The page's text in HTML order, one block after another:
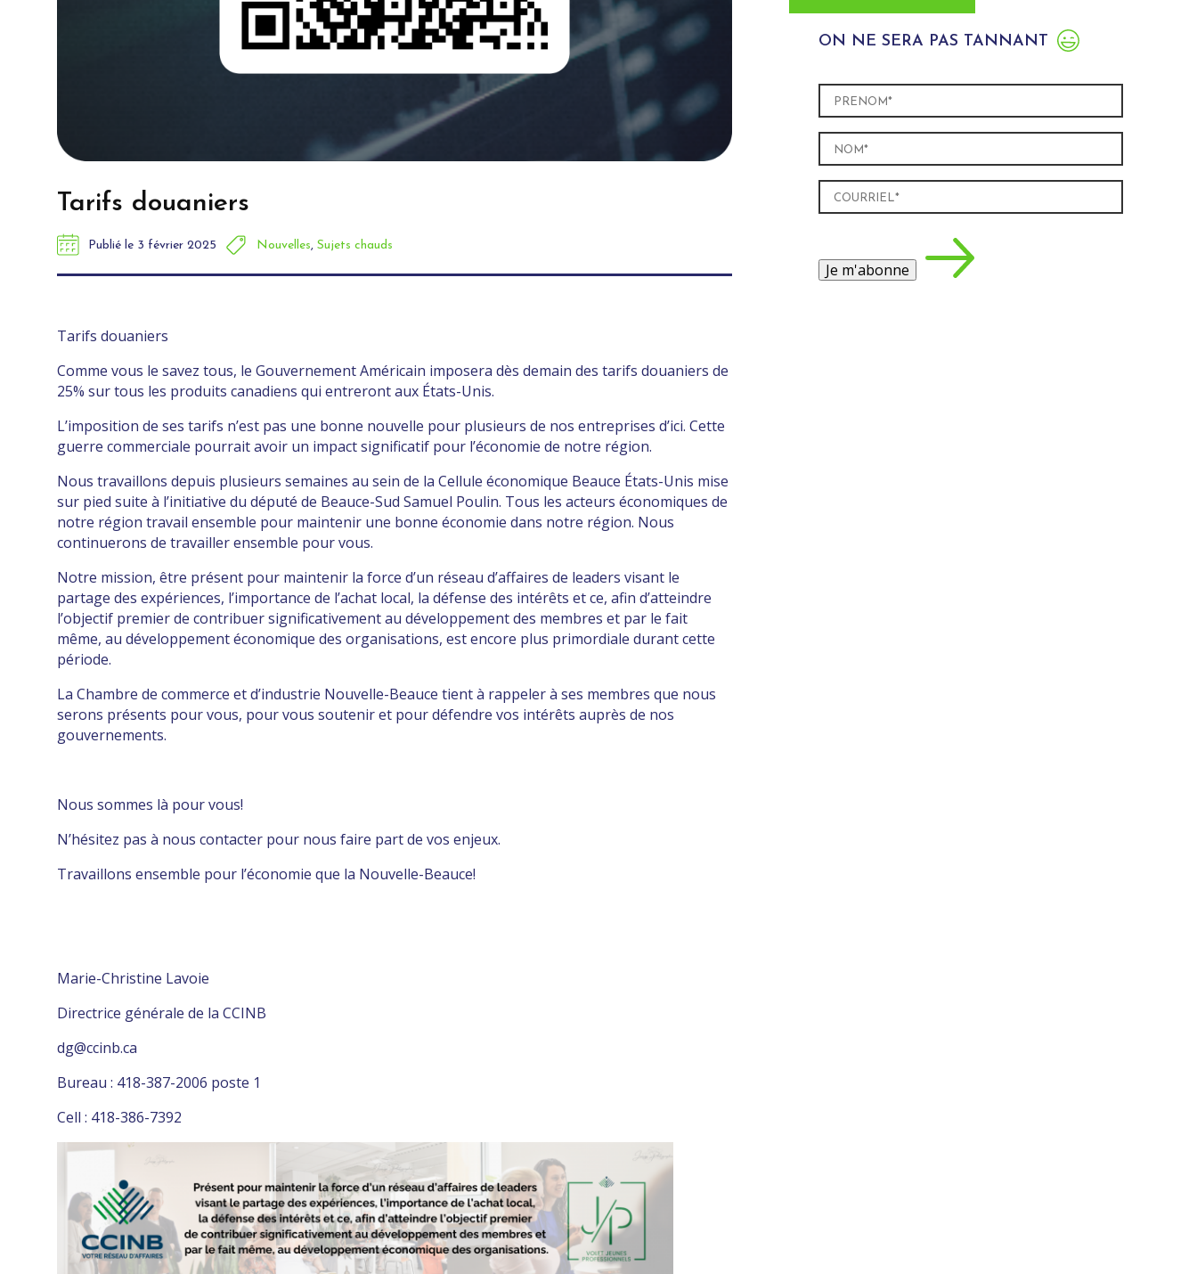
Tarifs douaniers
Publié le 3 février 2025 Nouvelles, Sujets chauds
Tarifs douaniers
Comme vous le savez tous, le Gouvernement Américain imposera dès demain des tarifs douaniers de
25% sur tous les produits canadiens qui entreront aux États-Unis.
L’imposition de ses tarifs n’est pas une bonne nouvelle pour plusieurs de nos entreprises d’ici. Cette
guerre commerciale pourrait avoir un impact significatif pour l’économie de notre région.
Nous travaillons depuis plusieurs semaines au sein de la Cellule économique Beauce États-Unis mise
sur pied suite à l’initiative du député de Beauce-Sud Samuel Poulin. Tous les acteurs économiques de
notre région travail ensemble pour maintenir une bonne économie dans notre région. Nous
continuerons de travailler ensemble pour vous.
Notre mission, être présent pour maintenir la force d’un réseau d’affaires de leaders visant le
partage des expériences, l’importance de l’achat local, la défense des intérêts et ce, afin d’atteindre
l’objectif premier de contribuer significativement au développement des membres et par le fait
même, au développement économique des organisations, est encore plus primordiale durant cette
période.
La Chambre de commerce et d’industrie Nouvelle-Beauce tient à rappeler à ses membres que nous
serons présents pour vous, pour vous soutenir et pour défendre vos intérêts auprès de nos
gouvernements.
Nous sommes là pour vous!
N’hésitez pas à nous contacter pour nous faire part de vos enjeux.
Travaillons ensemble pour l’économie que la Nouvelle-Beauce!
Marie-Christine Lavoie
Directrice générale de la CCINB
dg@ccinb.ca
Bureau : 418-387-2006 poste 1
Cell : 418-386-7392
ON NE SERA PAS TANNANT
Je m'abonne